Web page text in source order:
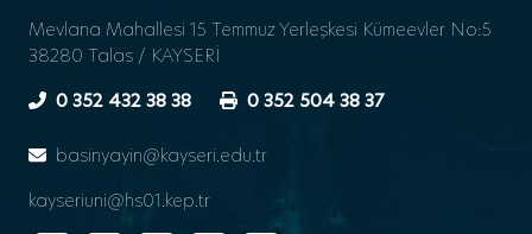
Mevlana Mahallesi 15 Temmuz Yerleşkesi Kümeevler No:5
38280 Talas / KAYSERİ
0 352 432 38 38
0 352 504 38 37
basinyayin@kayseri.edu.tr
kayseriuni@hs01.kep.tr